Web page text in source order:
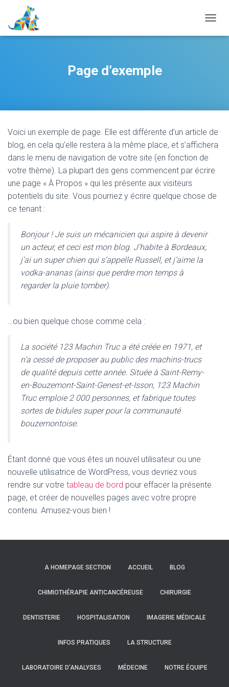
É
V
I
T
N
Page d’exemple
Voici un exemple de page. Elle est différente d’un article de
blog, en cela qu’elle restera à la même place, et s’affichera
dans le menu de navigation de votre site (en fonction de
votre thème). La plupart des gens commencent par écrire
une page « À Propos » qui les présente aux visiteurs
potentiels du site. Vous pourriez y écrire quelque chose de
ce tenant :
Bonjour ! Je suis un mécanicien qui aspire à devenir
un acteur, et ceci est mon blog. J’habite à Bordeaux,
j’ai un super chien qui s’appelle Russell, et j’aime la
vodka-ananas (ainsi que perdre mon temps à
regarder la pluie tomber).
…ou bien quelque chose comme cela :
La société 123 Machin Truc a été créée en 1971, et
n’a cessé de proposer au public des machins-trucs
de qualité depuis cette année. Située à Saint-Remy-
en-Bouzemont-Saint-Genest-et-Isson, 123 Machin
Truc emploie 2 000 personnes, et fabrique toutes
sortes de bidules super pour la communauté
bouzemontoise.
Étant donné que vous êtes un nouvel utilisateur ou une
nouvelle utilisatrice de WordPress, vous devriez vous
rendre sur votre tableau de bord pour effacer la présente
page, et créer de nouvelles pages avec votre propre
contenu. Amusez-vous bien !
A HOMEPAGE SECTION ACCUEIL BLOG
CHIMIOTHÉRAPIE ANTICANCÉREUSE CHIRURGIE
DENTISTERIE HOSPITALISATION IMAGERIE MÉDICALE
INFOS PRATIQUES LA STRUCTURE
LABORATOIRE D’ANALYSES MÉDECINE NOTRE ÉQUIPE